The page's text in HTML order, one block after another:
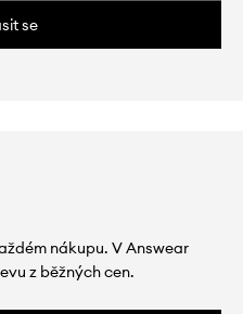
se
nákupu. V Answear
z běžných cen.